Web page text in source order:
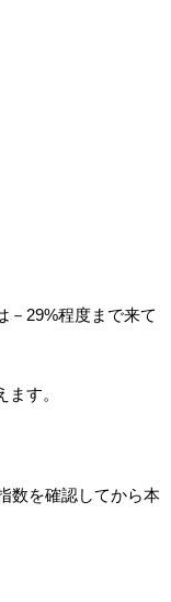
－29%程度まで来て
す。
数を確認してから本